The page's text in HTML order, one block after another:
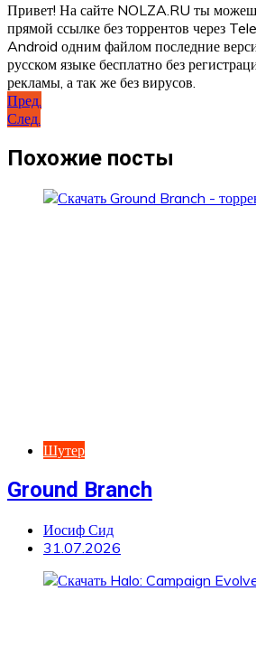
Привет! На сайте NOLZA.RU ты
прямой ссылке без торрентов через
Android одним файлом последние
русском языке бесплатно без
рекламы, а так же без вирусов.
Навигация
по
записям
Пред.
След.
Похожие посты
Шутер
Ground Branch
Иосиф Сид
31.07.2026